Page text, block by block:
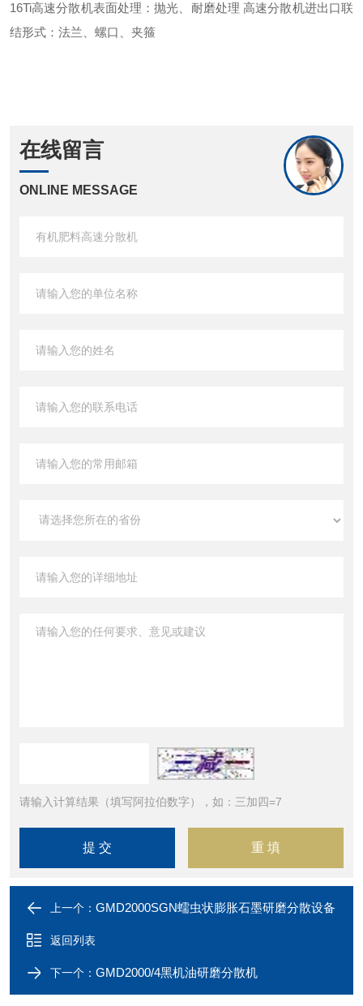
16Ti高速分散机表面处理：抛光、耐磨处理高速分散机进出口联
结形式：法兰、螺口、夹箍
在线留言
ONLINE MESSAGE
请输入计算结果（填写阿拉伯数字），如：三加四=7
上一个： GMD2000SGN蠕虫状膨胀石墨研磨分散设备
返回列表
下一个： GMD2000/4黑机油研磨分散机